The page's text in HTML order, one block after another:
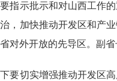
指示批示和对山西工作
，加快推动开发区和产
外开放的先导区。副省
切实增强推动开发区高